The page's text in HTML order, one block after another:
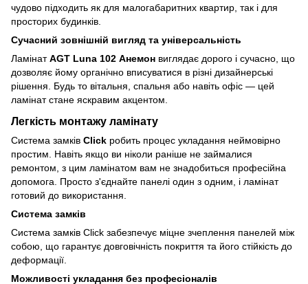
чудово підходить як для малогабаритних квартир, так і для
просторих будинків.
Сучасний зовнішній вигляд та універсальність
ЛамінатAGT Luna 102 Анемон виглядає дорого і сучасно, що
дозволяє йому органічно вписуватися в різні дизайнерські
рішення. Будь то вітальня, спальня або навіть офіс — цей
ламінат стане яскравим акцентом.
Легкість монтажу ламінату
Система замків Click робить процес укладання неймовірно
простим. Навіть якщо ви ніколи раніше не займалися
ремонтом, з цим ламінатом вам не знадобиться професійна
допомога. Просто з'єднайте панелі один з одним, і ламінат
готовий до використання.
Система замків
Система замків Click забезпечує міцне зчеплення панелей між
собою, що гарантує довговічність покриття та його стійкість до
деформації.
Можливості укладання без професіоналів